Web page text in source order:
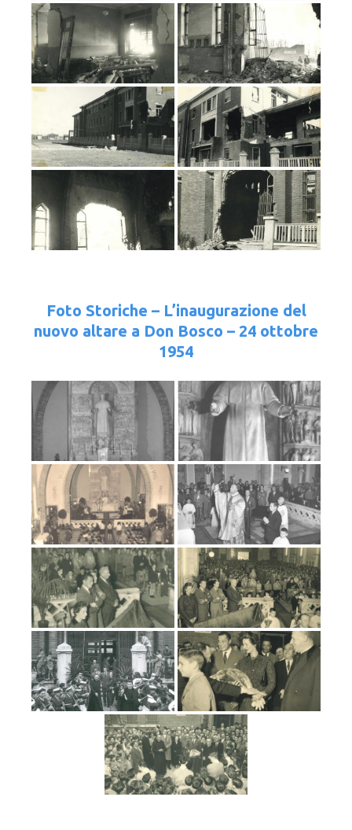
Foto Storiche – L’inaugurazione del
nuovo altare a Don Bosco – 24 ottobre
1954